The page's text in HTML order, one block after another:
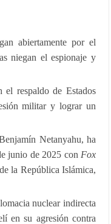
abiertamente por el
niegan el espionaje y
respaldo de Estados
militar y lograr un
Netanyahu, ha
junio de 2025 con Fox
la República Islámica,
nuclear indirecta
en su agresión contra